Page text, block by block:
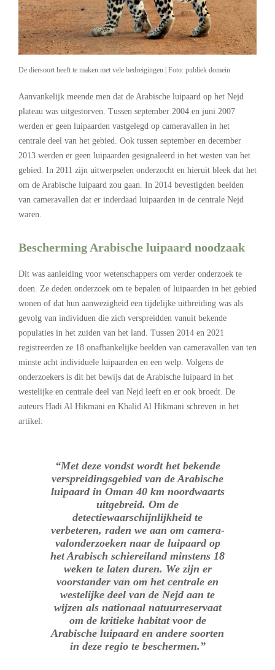
De diersoort heeft te maken met vele bedreigingen | Foto: publiek domein
Aanvankelijk meende men dat de Arabische luipaard op het Nejd
plateau was uitgestorven. Tussen september 2004 en juni 2007
werden er geen luipaarden vastgelegd op cameravallen in het
centrale deel van het gebied. Ook tussen september en december
2013 werden er geen luipaarden gesignaleerd in het westen van het
gebied. In 2011 zijn uitwerpselen onderzocht en hieruit bleek dat het
om de Arabische luipaard zou gaan. In 2014 bevestigden beelden
van cameravallen dat er inderdaad luipaarden in de centrale Nejd
waren.
Bescherming Arabische luipaard noodzaak
Dit was aanleiding voor wetenschappers om verder onderzoek te
doen. Ze deden onderzoek om te bepalen of luipaarden in het gebied
wonen of dat hun aanwezigheid een tijdelijke uitbreiding was als
gevolg van individuen die zich verspreidden vanuit bekende
populaties in het zuiden van het land. Tussen 2014 en 2021
registreerden ze 18 onafhankelijke beelden van cameravallen van ten
minste acht individuele luipaarden en een welp. Volgens de
onderzoekers is dit het bewijs dat de Arabische luipaard in het
westelijke en centrale deel van Nejd leeft en er ook broedt. De
auteurs Hadi Al Hikmani en Khalid Al Hikmani schreven in het
artikel:
“Met deze vondst wordt het bekende
verspreidingsgebied van de Arabische
luipaard in Oman 40 km noordwaarts
uitgebreid. Om de
detectiewaarschijnlijkheid te
verbeteren, raden we aan om camera-
valonderzoeken naar de luipaard op
het Arabisch schiereiland minstens 18
weken te laten duren. We zijn er
voorstander van om het centrale en
westelijke deel van de Nejd aan te
wijzen als nationaal natuurreservaat
om de kritieke habitat voor de
Arabische luipaard en andere soorten
in deze regio te beschermen.”